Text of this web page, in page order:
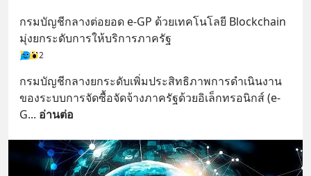
กรมบัญชีกลางต่อยอด e-GP ด้วยเทคโนโลยี Blockchain
มุ่งยกระดับการให้บริการภาครัฐ
2
กรมบัญชีกลางยกระดับเพิ่มประสิทธิภาพการดำเนินงาน
ของระบบการจัดซื้อจัดจ้างภาครัฐด้วยอิเล็กทรอนิกส์ (e-
G... อ่านต่อ